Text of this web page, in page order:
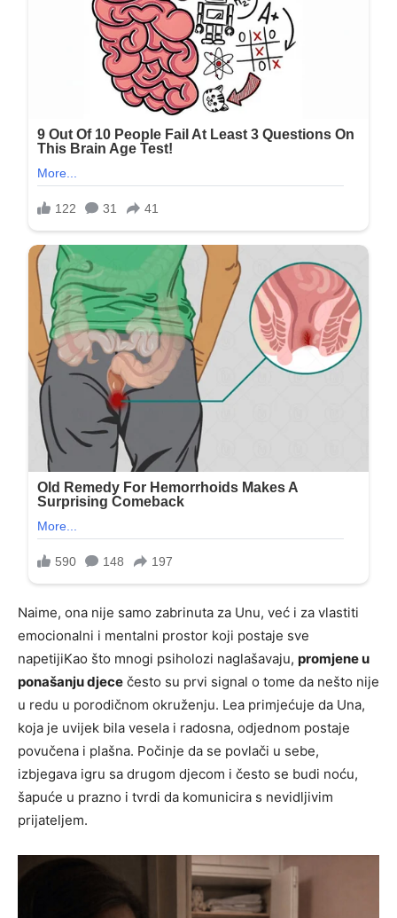
Naime, ona nije samo zabrinuta za Unu, već i za vlastiti
emocionalni i mentalni prostor koji postaje sve
napetijiKao što mnogi psiholozi naglašavaju, promjene u
ponašanju djece često su prvi signal o tome da nešto nije
u redu u porodičnom okruženju. Lea primjećuje da Una,
koja je uvijek bila vesela i radosna, odjednom postaje
povučena i plašna. Počinje da se povlači u sebe,
izbjegava igru sa drugom djecom i često se budi noću,
šapuće u prazno i tvrdi da komunicira s nevidljivim
prijateljem.